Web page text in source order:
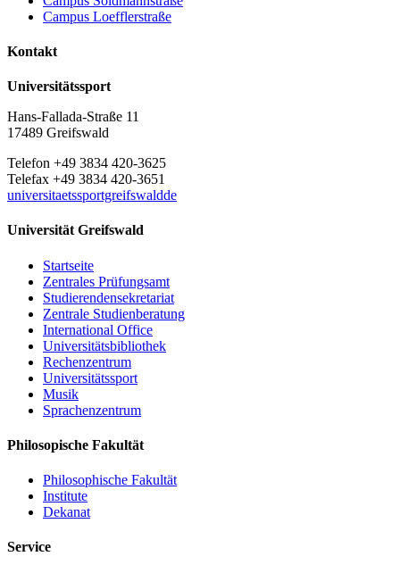
Campus Loefflerstraße
Kontakt
Universitätssport
Hans-Fallada-Straße 11
17489 Greifswald
Telefon +49 3834 420-3625
Telefax +49 3834 420-3651
universitaetssportgreifswaldde
Universität Greifswald
Startseite
Zentrales Prüfungsamt
Studierendensekretariat
Zentrale Studienberatung
International Office
Universitätsbibliothek
Rechenzentrum
Universitätssport
Musik
Sprachenzentrum
Philosopische Fakultät
Philosophische Fakultät
Institute
Dekanat
Service